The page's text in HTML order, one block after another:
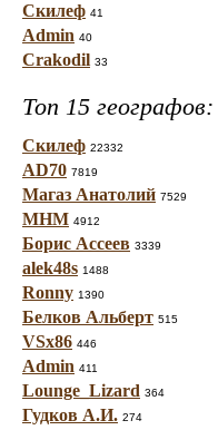
Скилеф 41
Admin 40
Crakodil 33
Топ 15 географов:
Скилеф 22332
AD70 7819
Магаз Анатолий 7529
МНМ 4912
Борис Ассеев 3339
alek48s 1488
Ronny 1390
Белков Альберт 515
VSx86 446
Admin 411
Lounge_Lizard 364
Гудков А.И. 274